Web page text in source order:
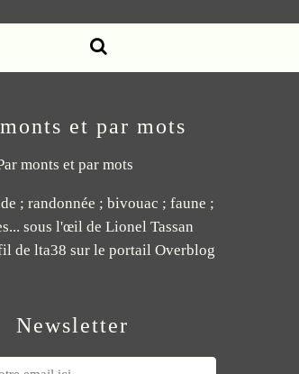
Newsletter
et par mots
; randonnée ; bivouac ; faune ;
sous l'œil de Lionel Tassan
de lta38 sur le portail Overblog